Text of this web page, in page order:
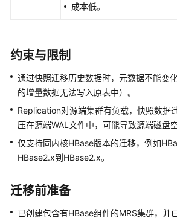
Hadoop
至
集
群
使
CDM
服
迁
移
MRS
成本低。
约束与限制
通过快照迁移历史数据时，元数据不能变
的增量数据无法写入原表中）。
Replication对源端集群有负载，快照数据
压在源端WAL文件中，可能导致源端磁盘
仅支持同内核HBase版本的迁移，例如
HBase2.x到HBase2.x。
迁移前准备
已创建包含有HBase组件的MRS集群，并